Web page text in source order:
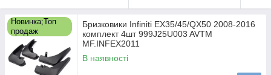
Новинка;Топ
продаж
Бризковики Infiniti EX35/45/QX50 2008-2016
комплект 4шт 999J25U003 AVTM
MF.INFEX2011
В наявності